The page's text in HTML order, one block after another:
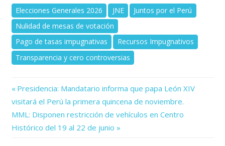
Elecciones Generales 2026 JNE
Juntos por el Perú
Nulidad de mesas de votación
Pago de tasas impugnativas
Recursos Impugnativos
Transparencia y cero controversias
Navegación
de
entradas
Previous
Post:
Presidencia: Mandatario informa que papa León XIV
visitará el Perú la primera quincena de noviembre.
Next
Post:
MML: Disponen restricción de vehículos en Centro
Histórico del 19 al 22 de junio